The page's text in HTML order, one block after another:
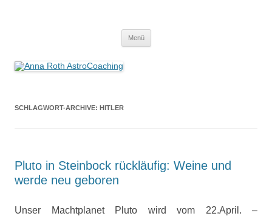
Menü
SCHLAGWORT-ARCHIVE: HITLER
Pluto in Steinbock rückläufig: Weine und
werde neu geboren
Unser Machtplanet Pluto wird vom 22.April. –